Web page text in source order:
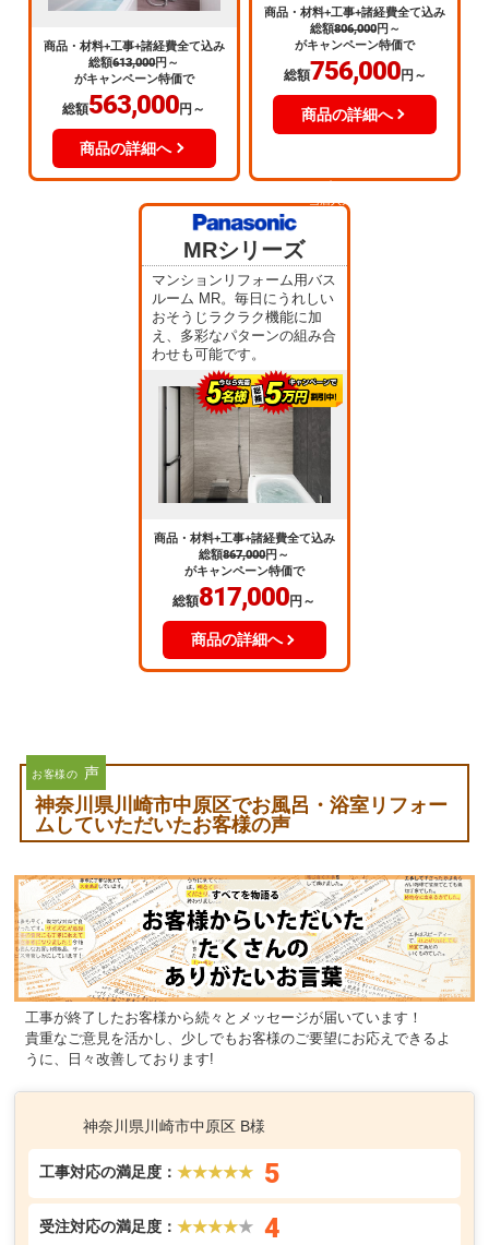
商品・材料+工事+諸経費全て込み
総額613,000円～
がキャンペーン特価で
総額563,000円～
商品の詳細へ
商品・材料+工事+諸経費全て込み
総額806,000円～
がキャンペーン特価で
総額756,000円～
商品の詳細へ
MRシリーズ
マンションリフォーム用バス
ルーム MR。毎日にうれしい
おそうじラクラク機能に加
え、多彩なパターンの組み合
わせも可能です。
商品・材料+工事+諸経費全て込み
総額867,000円～
がキャンペーン特価で
総額817,000円～
商品の詳細へ
お客様の 声
神奈川県川崎市中原区でお風呂・浴室リフォー
ムしていただいたお客様の声
工事が終了したお客様から続々とメッセージが届いています！
貴重なご意見を活かし、少しでもお客様のご要望にお応えできるよ
うに、日々改善しております!
神奈川県川崎市中原区 B様
工事対応の満足度：★★★★★ 5
受注対応の満足度：★★★★★ 4